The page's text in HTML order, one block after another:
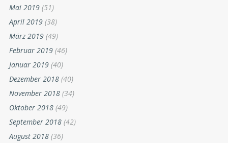
Mai 2019 (51)
April 2019 (38)
März 2019 (49)
Februar 2019 (46)
Januar 2019 (40)
Dezember 2018 (40)
November 2018 (34)
Oktober 2018 (49)
September 2018 (42)
August 2018 (36)